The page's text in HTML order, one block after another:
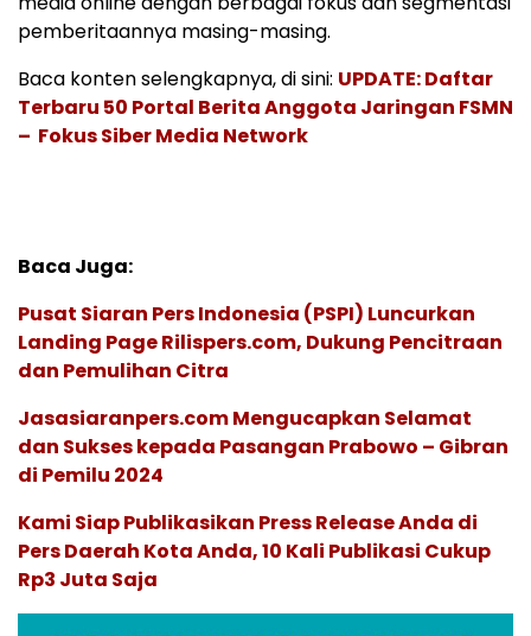
pemberitaannya masing-masing.
Baca konten selengkapnya, di sini: UPDATE: Daftar
Terbaru 50 Portal Berita Anggota Jaringan FSMN
– Fokus Siber Media Network
Baca Juga:
Pusat Siaran Pers Indonesia (PSPI) Luncurkan
Landing Page Rilispers.com, Dukung Pencitraan
dan Pemulihan Citra
Jasasiaranpers.com Mengucapkan Selamat
dan Sukses kepada Pasangan Prabowo – Gibran
di Pemilu 2024
Kami Siap Publikasikan Press Release Anda di
Pers Daerah Kota Anda, 10 Kali Publikasi Cukup
Rp3 Juta Saja